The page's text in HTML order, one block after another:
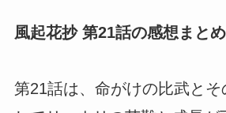
風起花抄 第21話の感想まとめ
第21話は、命がけの比武とそ